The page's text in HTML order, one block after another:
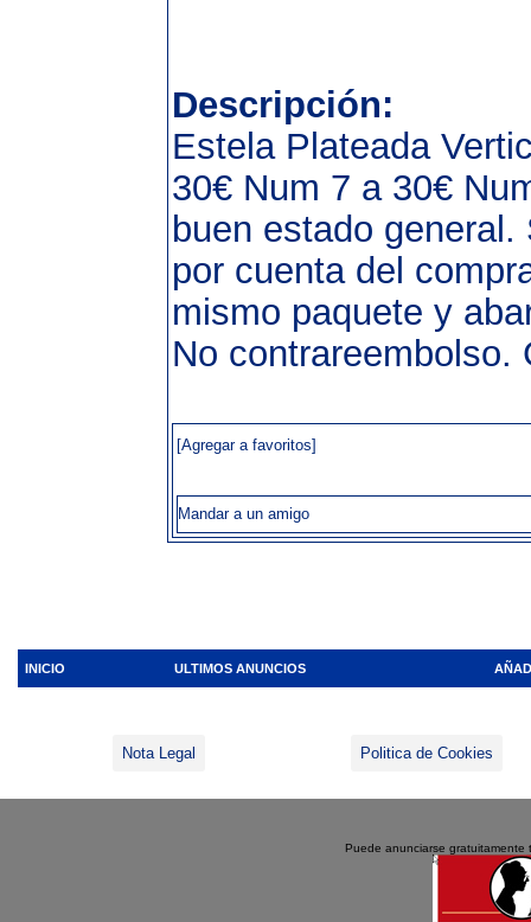
Descripción:
Estela Plateada
30€ Num 7 a 30€
buen estado
por cuenta del
mismo paquete y
No contrareembolso.
[Agregar a favoritos]
Mandar a un amigo
INICIO ULTIMOS ANUNCIOS
Nota Legal Politica de Cookies
Puede anunciarse